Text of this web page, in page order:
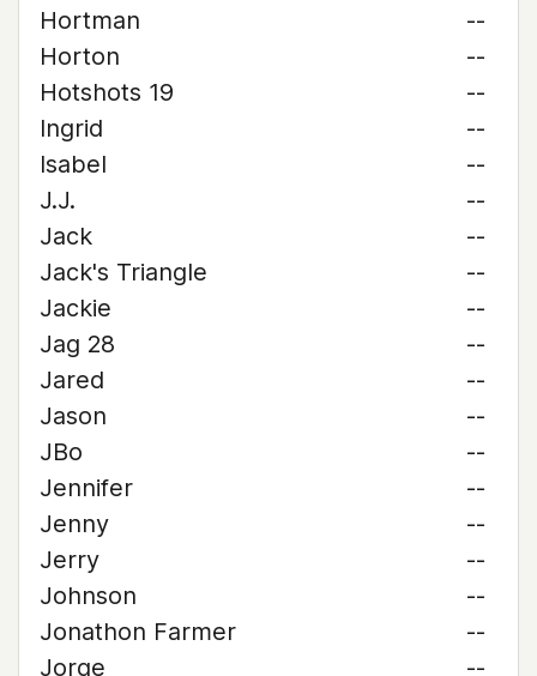
Hortman
--
Horton
--
Hotshots 19
--
Ingrid
--
Isabel
--
J.J.
--
Jack
--
Jack's Triangle
--
Jackie
--
Jag 28
--
Jared
--
Jason
--
JBo
--
Jennifer
--
Jenny
--
Jerry
--
Johnson
--
Jonathon Farmer
--
Jorge
--